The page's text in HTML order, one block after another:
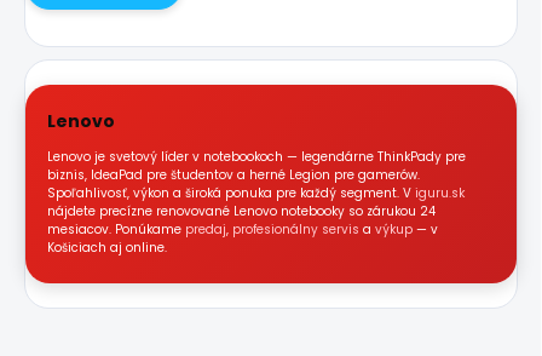
Lenovo
Lenovo je svetový líder v notebookoch — legendárne ThinkPady pre
biznis, IdeaPad pre študentov a herné Legion pre gamerów.
Spoľahlivosť, výkon a široká ponuka pre každý segment. V iguru.sk
nájdete precízne renovované Lenovo notebooky so zárukou 24
mesiacov. Ponúkame predaj, profesionálny servis a výkup— v
Košiciach aj online.